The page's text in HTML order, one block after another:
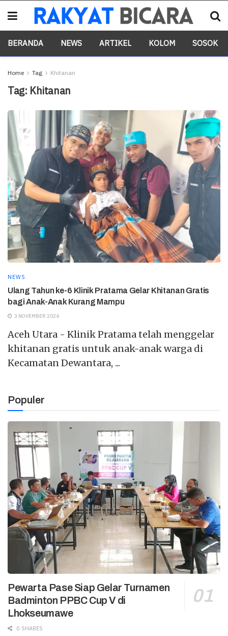
BERANDA NEWS ARTIKEL KOLOM SOSOK
Home Tag Khitanan
Tag: Khitanan
NEWS
Ulang Tahun ke-6 Klinik Pratama Gelar Khitanan Gratis
bagi Anak-Anak Kurang Mampu
3 NOVEMBER 2024
Aceh Utara - Klinik Pratama telah menggelar
khitanan gratis untuk anak-anak warga di
Kecamatan Dewantara, ...
Populer
Pewarta Pase Siap Gelar Turnamen
Badminton PPBC Cup V di
Lhokseumawe
0 SHARES